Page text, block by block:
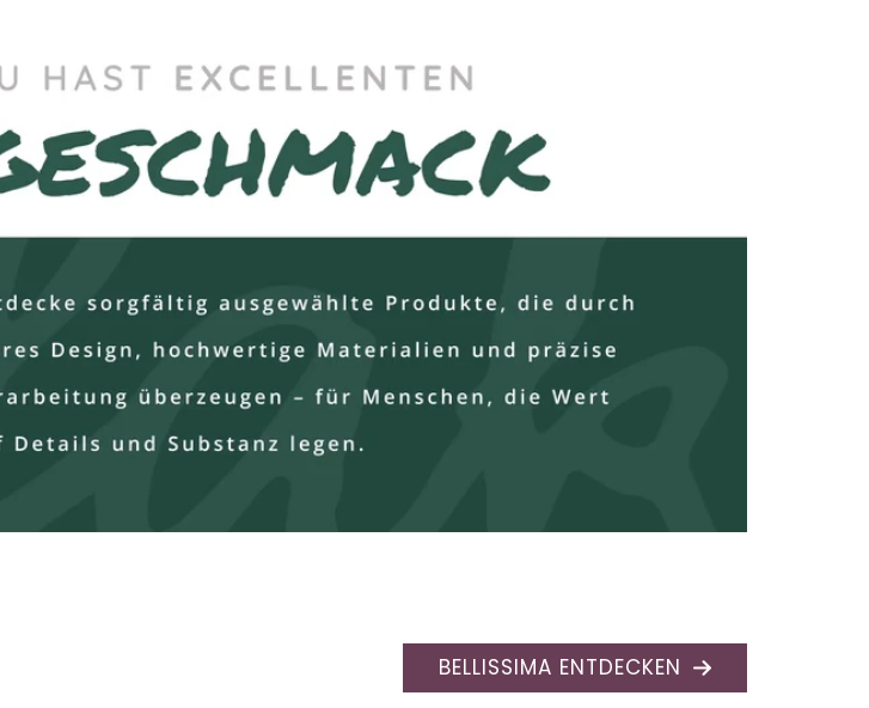
BELLISSIMA ENTDECKEN